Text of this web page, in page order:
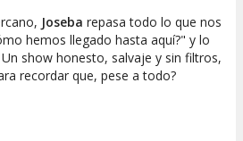
Joseba repasa todo lo que nos
hemos llegado hasta aquí?" y lo
show honesto, salvaje y sin filtros,
recordar que, pese a todo?